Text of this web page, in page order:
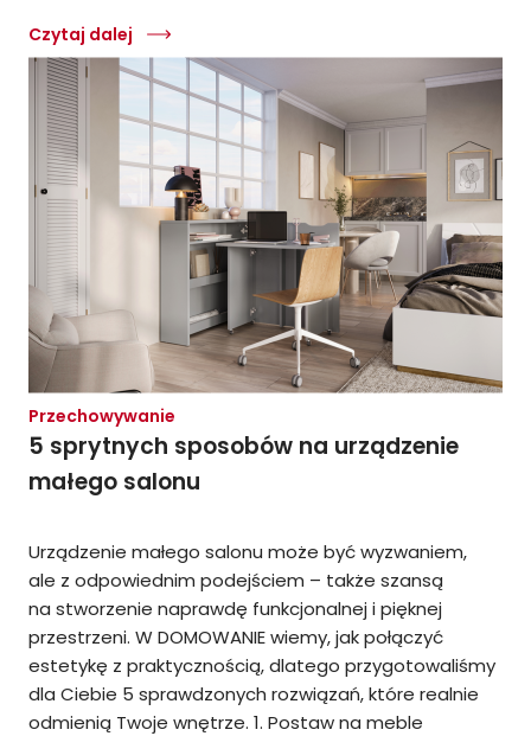
Czytaj dalej
Przechowywanie
5 sprytnych sposobów na urządzenie
małego salonu
Urządzenie małego salonu może być wyzwaniem,
ale z odpowiednim podejściem – także szansą
na stworzenie naprawdę funkcjonalnej i pięknej
przestrzeni. W DOMOWANIE wiemy, jak połączyć
estetykę z praktycznością, dlatego przygotowaliśmy
dla Ciebie 5 sprawdzonych rozwiązań, które realnie
odmienią Twoje wnętrze. 1. Postaw na meble